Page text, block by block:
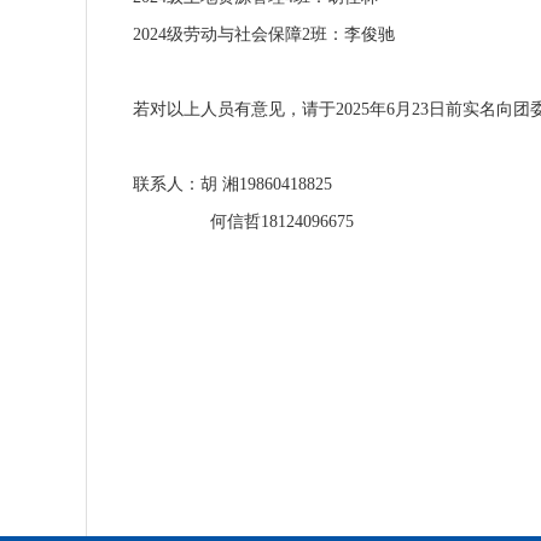
2024级劳动与社会保障2班： 李俊驰
若对以上人员有意见，请于2025年6月 23 日前实名向团
联系人： 胡 湘 19860418825
何信哲18124096675